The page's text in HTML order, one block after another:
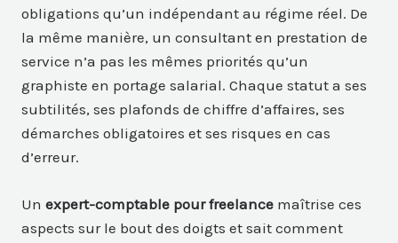
obligations qu’un indépendant au régime réel. De
la même manière, un consultant en prestation de
service n’a pas les mêmes priorités qu’un
graphiste en portage salarial. Chaque statut a ses
subtilités, ses plafonds de chiffre d’affaires, ses
démarches obligatoires et ses risques en cas
d’erreur.
Un expert-comptable pour freelance maîtrise ces
aspects sur le bout des doigts et sait comment